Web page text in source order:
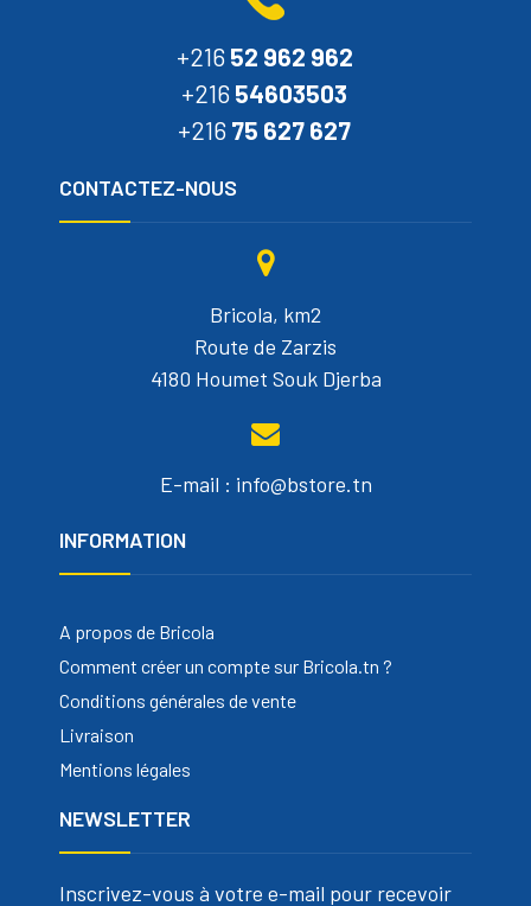
+216 52 962 962
+216 54603503
+216 75 627 627
CONTACTEZ-NOUS
Bricola, km2
Route de Zarzis
4180 Houmet Souk Djerba
E-mail : info@bstore.tn
INFORMATION
A propos de Bricola
Comment créer un compte sur Bricola.tn ?
Conditions générales de vente
Livraison
Mentions légales
NEWSLETTER
Inscrivez-vous à votre e-mail pour recevoir